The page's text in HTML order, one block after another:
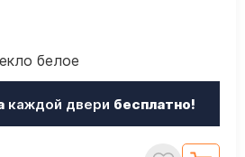
белое
каждой двери бесплатно!